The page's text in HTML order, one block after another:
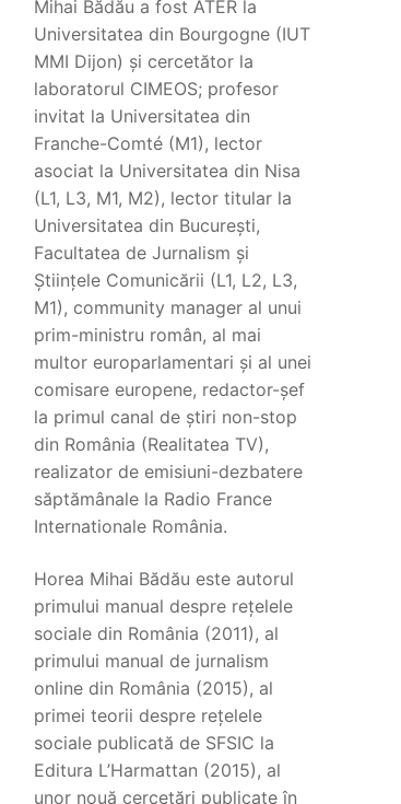
Mihai Bădău a fost ATER la
Universitatea din Bourgogne (IUT
MMI Dijon) și cercetător la
laboratorul CIMEOS; profesor
invitat la Universitatea din
Franche-Comté (M1), lector
asociat la Universitatea din Nisa
(L1, L3, M1, M2), lector titular la
Universitatea din București,
Facultatea de Jurnalism și
Științele Comunicării (L1, L2, L3,
M1), community manager al unui
prim-ministru român, al mai
multor europarlamentari și al unei
comisare europene, redactor-șef
la primul canal de știri non-stop
din România (Realitatea TV),
realizator de emisiuni-dezbatere
săptămânale la Radio France
Internationale România.
Horea Mihai Bădău este autorul
primului manual despre rețelele
sociale din România (2011), al
primului manual de jurnalism
online din România (2015), al
primei teorii despre rețelele
sociale publicată de SFSIC la
Editura L’Harmattan (2015), al
unor nouă cercetări publicate în